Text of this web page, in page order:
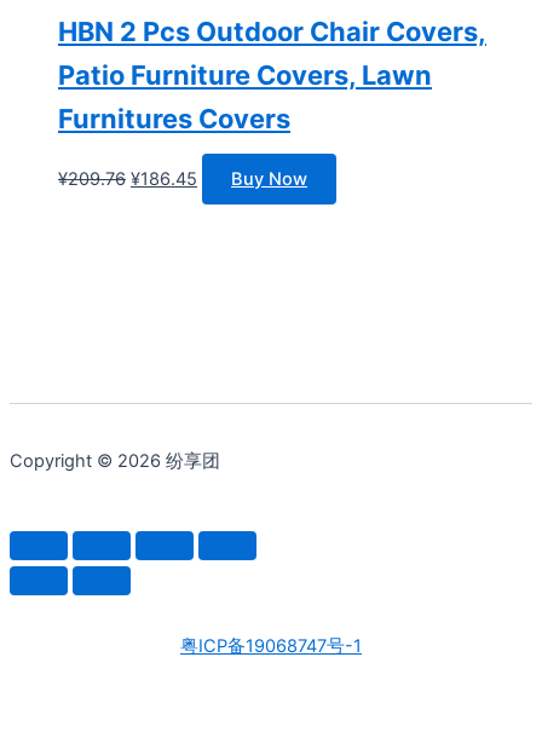
HBN 2 Pcs Outdoor Chair Covers,
Patio Furniture Covers, Lawn
Furnitures Covers
¥209.76 原
¥186.45
前
Buy Now
Copyright © 2026 纷享团
粤ICP备19068747号-1